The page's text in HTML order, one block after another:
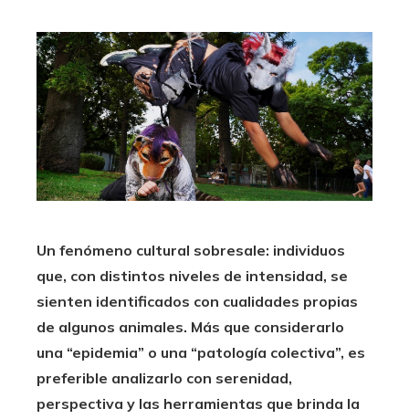
Un fenómeno cultural sobresale: individuos
que, con distintos niveles de intensidad, se
sienten identificados con cualidades propias
de algunos animales. Más que considerarlo
una “epidemia” o una “patología colectiva”, es
preferible analizarlo con serenidad,
perspectiva y las herramientas que brinda la